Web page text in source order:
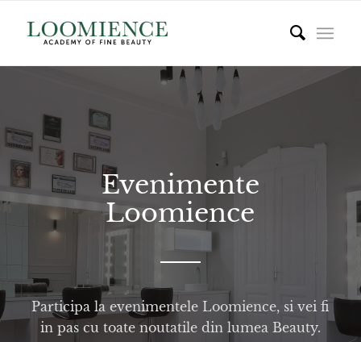
Evenimente
Loomience
Participa la evenimentele Loomience, si vei fi
in pas cu toate noutatile din lumea Beauty.